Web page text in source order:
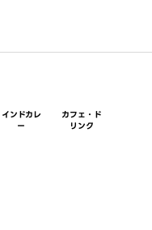
インドカレ
ー
カフェ・ド
リンク